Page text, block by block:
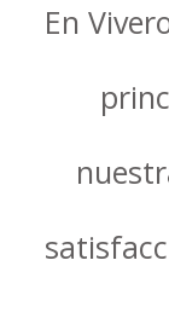
En